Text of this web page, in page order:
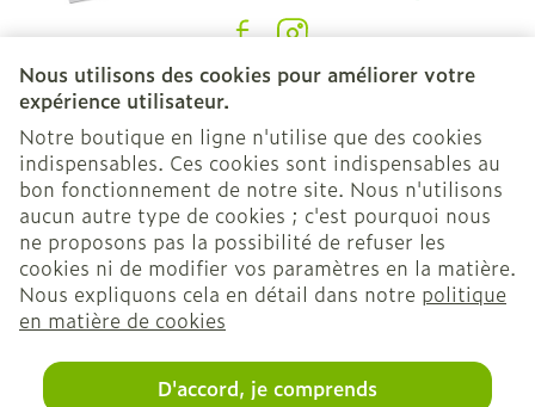
Nous utilisons des cookies pour améliorer votre
expérience utilisateur.
Notre boutique en ligne n'utilise que des cookies
indispensables. Ces cookies sont indispensables au
bon fonctionnement de notre site. Nous n'utilisons
aucun autre type de cookies ; c'est pourquoi nous
ne proposons pas la possibilité de refuser les
cookies ni de modifier vos paramètres en la matière.
Nous expliquons cela en détail dans notre politique
en matière de cookies
D'accord, je comprends
Liens légaux